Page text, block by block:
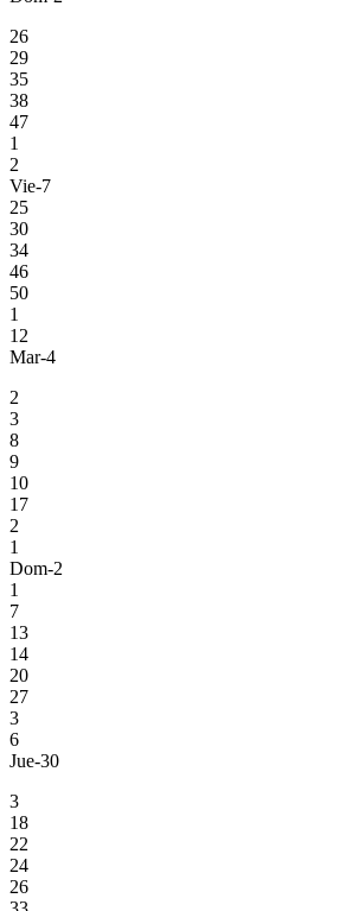
26
29
35
38
47
1
2
Vie-7
25
30
34
46
50
1
12
Mar-4
2
3
8
9
10
17
2
1
Dom-2
1
7
13
14
20
27
3
6
Jue-30
3
18
22
24
26